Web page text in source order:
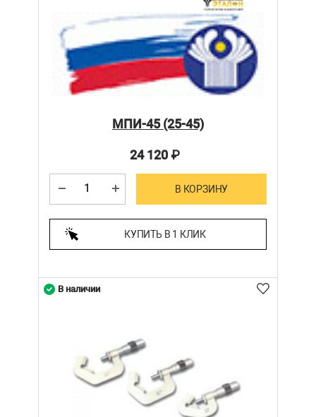
МПИ-45 (25-45)
24 120₽
В КОРЗИНУ
КУПИТЬ В 1 КЛИК
В наличии